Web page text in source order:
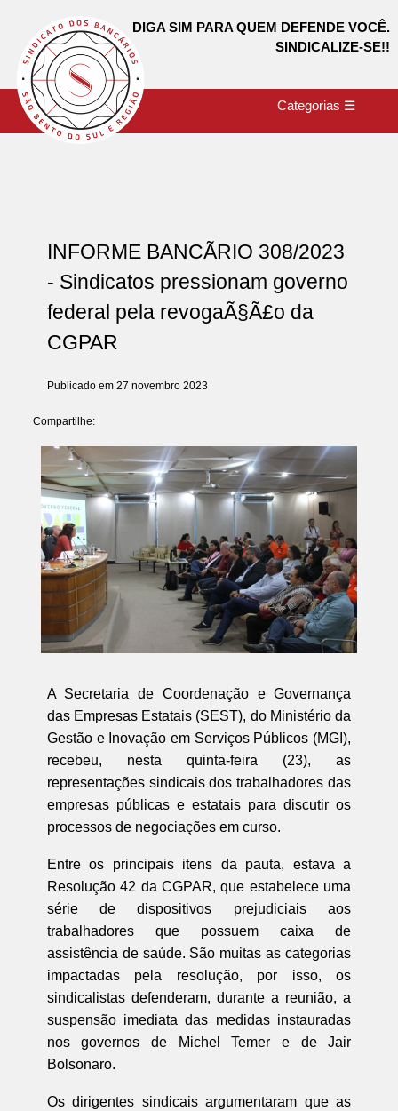
DIGA SIM PARA QUEM DEFENDE VOCÊ.
SINDICALIZE-SE!!
Categorias ☰
INFORME BANCÃRIO 308/2023
- Sindicatos pressionam governo
federal pela revogaÃ§Ã£o da
CGPAR
Publicado em 27 novembro 2023
Compartilhe:
A Secretaria de Coordenação e Governança
das Empresas Estatais (SEST), do Ministério da
Gestão e Inovação em Serviços Públicos (MGI),
recebeu, nesta quinta-feira (23), as
representações sindicais dos trabalhadores das
empresas públicas e estatais para discutir os
processos de negociações em curso.
Entre os principais itens da pauta, estava a
Resolução 42 da CGPAR, que estabelece uma
série de dispositivos prejudiciais aos
trabalhadores que possuem caixa de
assistência de saúde. São muitas as categorias
impactadas pela resolução, por isso, os
sindicalistas defenderam, durante a reunião, a
suspensão imediata das medidas instauradas
nos governos de Michel Temer e de Jair
Bolsonaro.
Os dirigentes sindicais argumentaram que as